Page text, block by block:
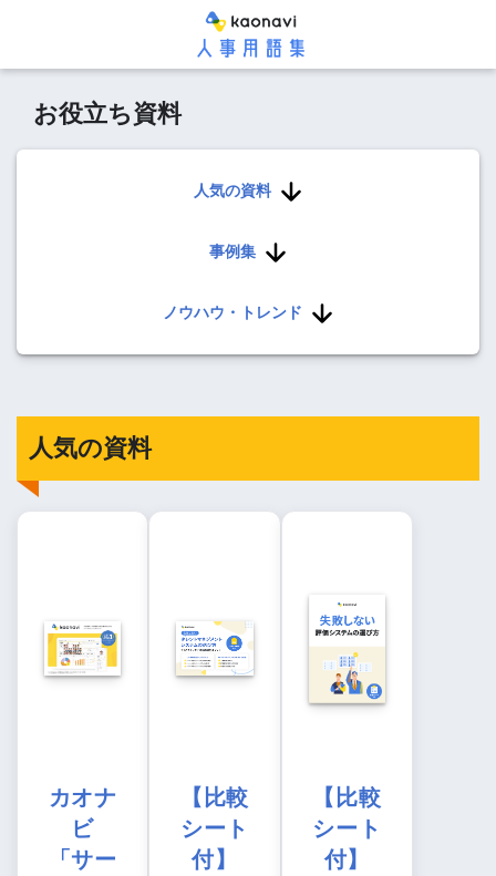
お役立ち資料
人気の資料
事例集
ノウハウ・トレンド
人気の資料
カオナ
ビ
「サー
【比較
シート
付】
【比較
シート
付】